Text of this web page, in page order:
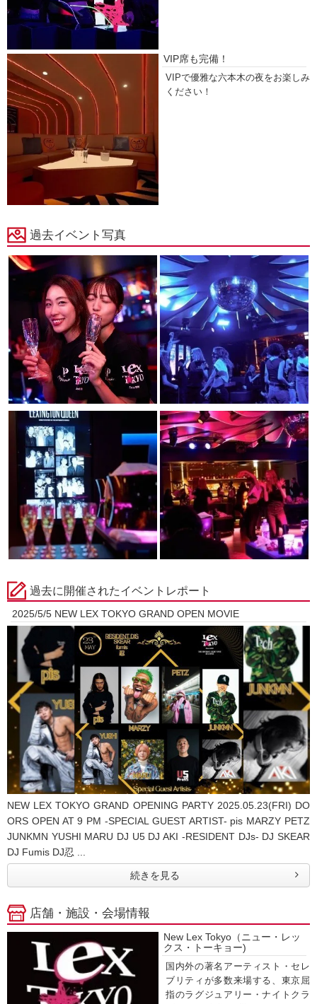
VIP席も完備！
VIPで優雅な六本木の夜をお楽しみ
ください！
過去イベント写真
過去に開催されたイベントレポート
2025/5/5 NEW LEX TOKYO GRAND OPEN MOVIE
NEW LEX TOKYO GRAND OPENING PARTY 2025.05.23(FRI) DO
ORS OPEN AT 9 PM -SPECIAL GUEST ARTIST- pis MARZY PETZ
JUNKMN YUSHI MARU DJ U5 DJ AKI -RESIDENT DJs- DJ SKEAR
DJ Fumis DJ忍 ...
続きを見る
店舗・施設・会場情報
New Lex Tokyo（ニュー・レッ
クス・トーキョー)
国内外の著名アーティスト・セレ
ブリティが多数来場する、東京屈
指のラグジュアリー・ナイトクラ